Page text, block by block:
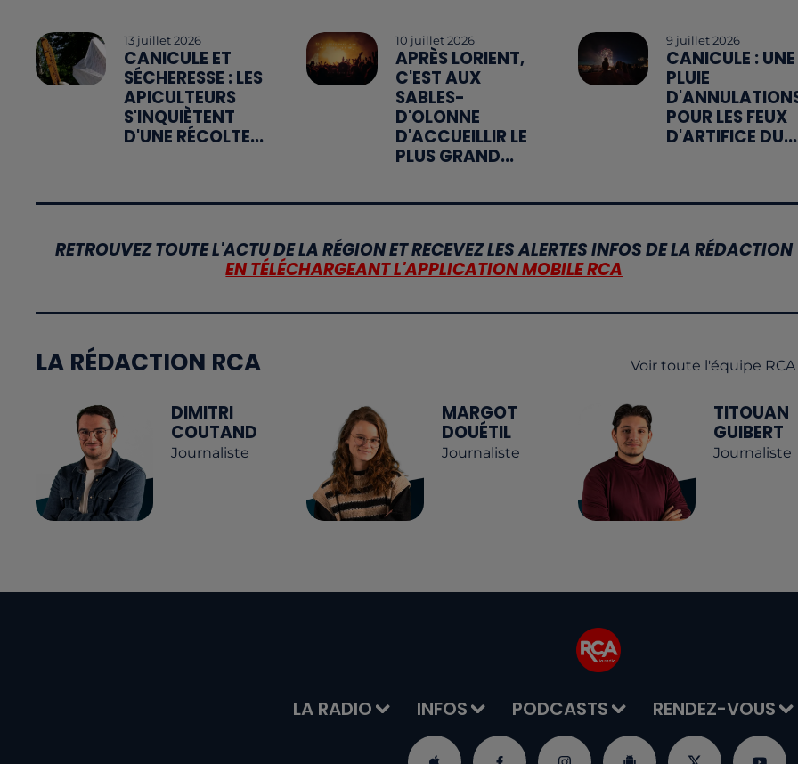
13 juillet 2026
CANICULE ET
SÉCHERESSE : LES
APICULTEURS
S'INQUIÈTENT
D'UNE RÉCOLTE...
10 juillet 2026
APRÈS LORIENT,
C'EST AUX
SABLES-
D'OLONNE
D'ACCUEILLIR LE
PLUS GRAND...
9 juillet 2026
CANICULE : UNE
PLUIE
POUR LES FEUX
D'ARTIFICE DU...
RETROUVEZ TOUTE L'ACTU DE LA RÉGION ET RECEVEZ LES ALERTES INFOS DE LA RÉDACTION
EN TÉLÉCHARGEANT L'APPLICATION MOBILE RCA
LA RÉDACTION RCA Voir toute l'équipe RCA
DIMITRI
COUTAND
Journaliste
MARGOT
DOUÉTIL
Journaliste
TITOUAN
GUIBERT
Journaliste
LA RADIO INFOS PODCASTS RENDEZ-VOUS